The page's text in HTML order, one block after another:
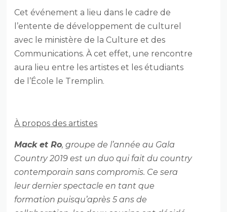
Cet événement a lieu dans le cadre de
l’entente de développement de culturel
avec le ministère de la Culture et des
Communications. À cet effet, une rencontre
aura lieu entre les artistes et les étudiants
de l’École le Tremplin.
À propos des artistes
Mack et Ro, groupe de l’année au Gala
Country 2019 est un duo qui fait du country
contemporain sans compromis. Ce sera
leur dernier spectacle en tant que
formation puisqu’après 5 ans de